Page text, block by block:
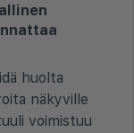
huolta
näkyville
voimistuu